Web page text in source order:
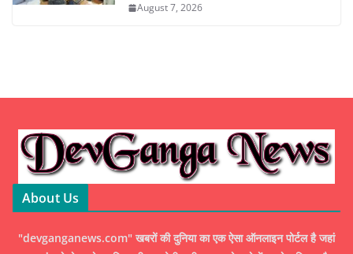
August 7, 2026
About Us
"devganganews.com" खबरों की दुनिया का एक ऐसा ऑनलाइन पोर्टल है जहां